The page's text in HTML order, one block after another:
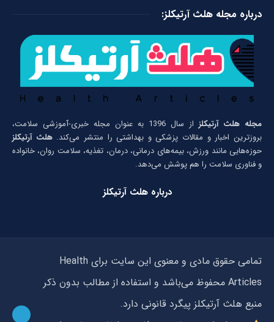
درباره مجله هلث آرتیکلز:
مجله هلث آرتیکلز
از سال 1396 به عنوان مجله خبری-آموزشی سلامت،
بروزترین اخبار و مقالات پزشکی و بهداشتی را منتشر می‌کند.هلث آرتیکلز
حوزه‌هایی مانند ورزش، بیمه‌های درمانی، درمان، تغذیه، سلامت روان، خانواده
و فناوری سلامت را هم پوشش می‌دهد.
درباره هلث آرتیکلز
تمامی حقوق مادی و معنوی این سایت برای Health
Articles محفوظ می‌باشد و استفاده از مطالب بدون ذکر
منبع هلث آرتیکلز پیگرد قانونی دارد.